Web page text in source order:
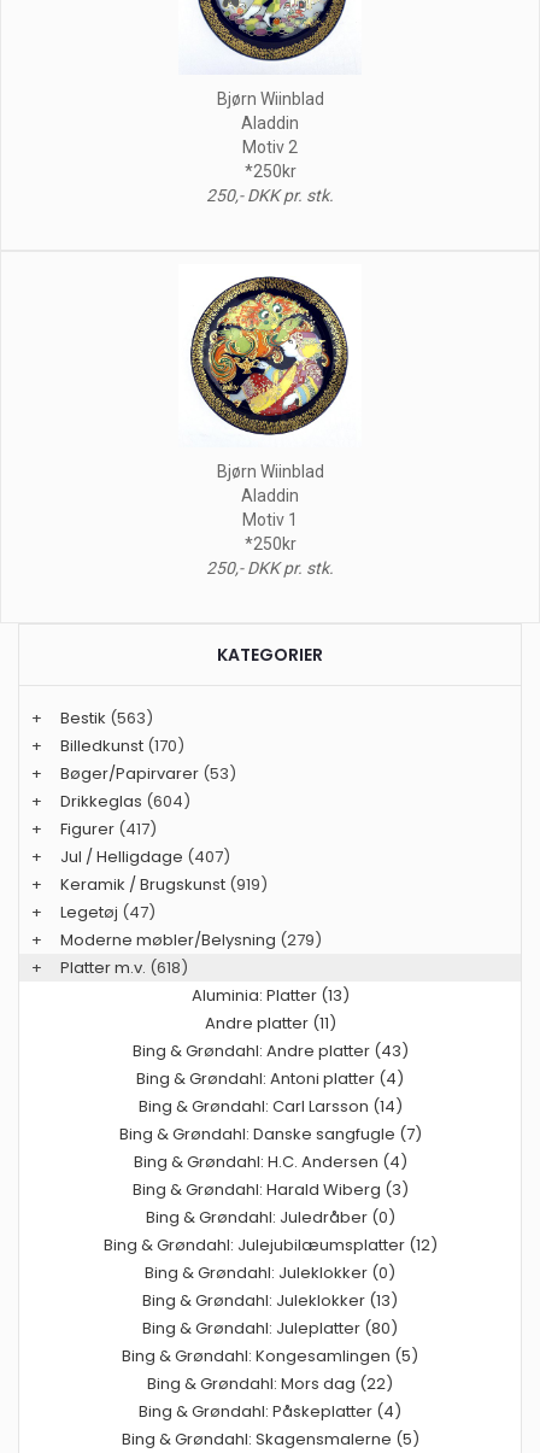
Bjørn Wiinblad
Aladdin
Motiv 2
*250kr
250,- DKK pr. stk.
Bjørn Wiinblad
Aladdin
Motiv 1
*250kr
250,- DKK pr. stk.
KATEGORIER
+ Bestik (563)
+
Billedkunst (170)
+
Bøger/Papirvarer (53)
+
Drikkeglas (604)
+
Figurer (417)
+
Jul / Helligdage (407)
+
Keramik / Brugskunst (919)
+
Legetøj (47)
+
Moderne møbler/Belysning (279)
+
Platter m.v. (618)
Aluminia: Platter (13)
Andre platter (11)
Bing & Grøndahl: Andre platter (43)
Bing & Grøndahl: Antoni platter (4)
Bing & Grøndahl: Carl Larsson (14)
Bing & Grøndahl: Danske sangfugle (7)
Bing & Grøndahl: H.C. Andersen (4)
Bing & Grøndahl: Harald Wiberg (3)
Bing & Grøndahl: Juledråber (0)
Bing & Grøndahl: Julejubilæumsplatter (12)
Bing & Grøndahl: Juleklokker (0)
Bing & Grøndahl: Juleklokker (13)
Bing & Grøndahl: Juleplatter (80)
Bing & Grøndahl: Kongesamlingen (5)
Bing & Grøndahl: Mors dag (22)
Bing & Grøndahl: Påskeplatter (4)
Bing & Grøndahl: Skagensmalerne (5)